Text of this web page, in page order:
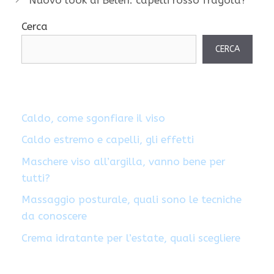
Cerca
CERCA
Caldo, come sgonfiare il viso
Caldo estremo e capelli, gli effetti
Maschere viso all’argilla, vanno bene per
tutti?
Massaggio posturale, quali sono le tecniche
da conoscere
Crema idratante per l’estate, quali scegliere